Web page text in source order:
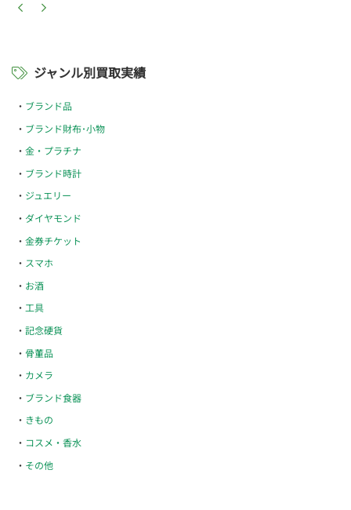
ジャンル別買取実績
ブランド品
ブランド財布･小物
金・プラチナ
ブランド時計
ジュエリー
ダイヤモンド
金券チケット
スマホ
お酒
工具
記念硬貨
骨董品
カメラ
ブランド食器
きもの
コスメ・香水
その他